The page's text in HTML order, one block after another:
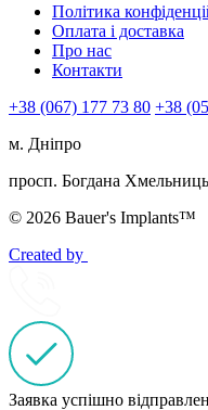
Політика
Оплата і доставка
Про нас
Контакти
+38 (067) 177 73 80 +38
м. Дніпро
просп. Богдана
© 2026 Bauer's Implants™
Created by
Заявка успішно